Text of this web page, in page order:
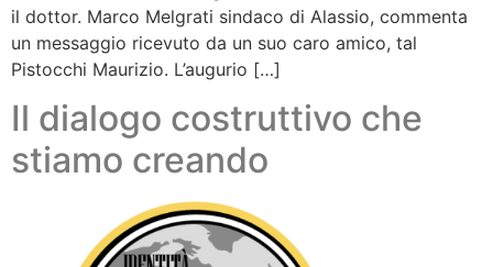
il dottor. Marco Melgrati sindaco di Alassio, commenta
un messaggio ricevuto da un suo caro amico, tal
Pistocchi Maurizio. L’augurio […]
Il dialogo costruttivo che
stiamo creando